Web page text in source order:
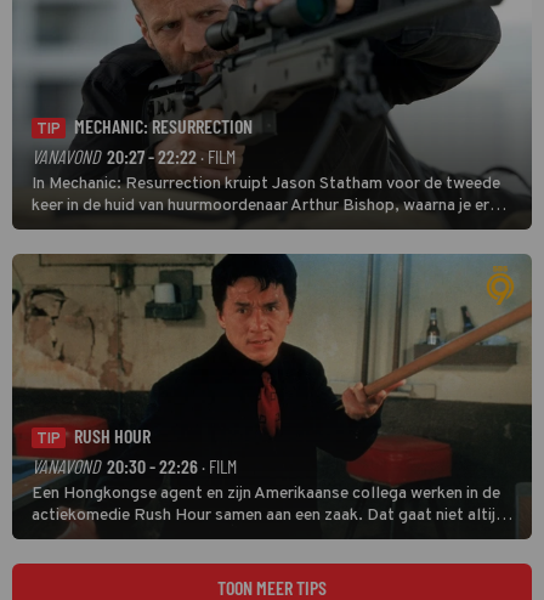
TIP
MECHANIC: RESURRECTION
VANAVOND 20:27 - 22:22· FILM
In Mechanic: Resurrection kruipt Jason Statham voor de tweede
keer in de huid van huurmoordenaar Arthur Bishop, waarna je er
donder op kunt zeggen dat er van Bishops geplande pensioen niet
veel terechtkomt.
TIP
RUSH HOUR
VANAVOND 20:30 - 22:26 · FILM
Een Hongkongse agent en zijn Amerikaanse collega werken in de
actiekomedie Rush Hour samen aan een zaak. Dat gaat niet altijd
van een leien dakje.
TOON MEER TIPS